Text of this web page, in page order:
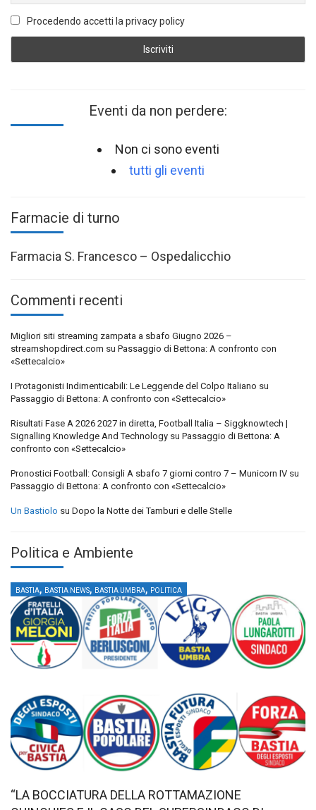
Procedendo accetti la privacy policy
Eventi da non perdere:
Non ci sono eventi
tutti gli eventi
Farmacie di turno
Farmacia S. Francesco – Ospedalicchio
Commenti recenti
Migliori siti streaming zampata a sbafo Giugno 2026 –
streamshopdirect.com su Passaggio di Bettona: A confronto con
«Settecalcio»
I Protagonisti Indimenticabili: Le Leggende del Colpo Italiano su
Passaggio di Bettona: A confronto con «Settecalcio»
Risultati Fase A 2026 2027 in diretta, Football Italia – Siggknowtech |
Signalling Knowledge And Technology su Passaggio di Bettona: A
confronto con «Settecalcio»
Pronostici Football: Consigli A sbafo 7 giorni contro 7 – Municorn IV su
Passaggio di Bettona: A confronto con «Settecalcio»
Un Bastiolo su Dopo la Notte dei Tamburi e delle Stelle
Politica e Ambiente
BASTIA, BASTIA NEWS, BASTIA UMBRA, POLITICA
“LA BOCCIATURA DELLA ROTTAMAZIONE